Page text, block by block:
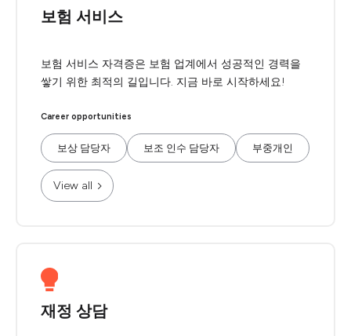
보험 서비스
보험 서비스 자격증은 보험 업계에서 성공적인 경력을
쌓기 위한 최적의 길입니다. 지금 바로 시작하세요!
Career opportunities
보상 담당자 보조 인수 담당자 부중개인
View all
재정 상담